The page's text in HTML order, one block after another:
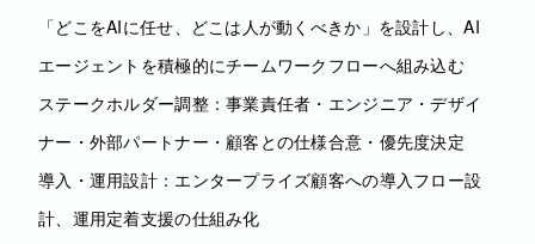
「どこをAIに任せ、どこは人が動くべきか」を設計し、AI
エージェントを積極的にチームワークフローへ組み込む
ステークホルダー調整：事業責任者・エンジニア・デザイ
ナー・外部パートナー・顧客との仕様合意・優先度決定
導入・運用設計：エンタープライズ顧客への導入フロー設
計、運用定着支援の仕組み化